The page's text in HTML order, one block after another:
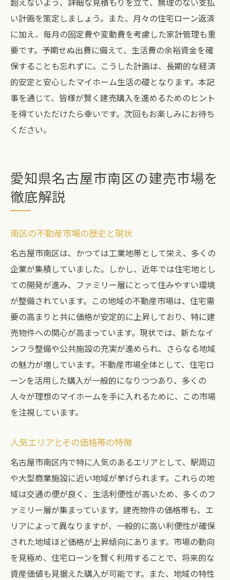
い計画を策定しましょう。また、月々の住宅ローン返済
に加え、毎月の固定費や変動費を考慮した家計管理も重
要です。予期せぬ出費に備えて、生活費の余裕資金を確
保することも忘れずに。こうした計画は、長期的な経済
的安定と安心したマイホーム生活の礎となります。本記
事を通じて、皆様が賢く建売購入を進めるためのヒント
を得ていただけたら幸いです。次回もお楽しみにお待ち
ください。
愛知県名古屋市南区の建売市場を
徹底解説
南区の不動産市場の歴史と現状
名古屋市南区は、かつては工業地帯として栄え、多くの
企業が集積していました。しかし、近年では住宅地とし
ての開発が進み、ファミリー層にとって住みやすい環境
が整備されています。この地域の不動産市場は、住宅需
要の高まりと共に価格が安定的に上昇しており、特に建
売物件への関心が高まっています。現状では、新たなイ
ンフラ整備や公共施設の充実が進められ、さらなる地域
の魅力が増しています。不動産市場全体として、住宅ロ
ーンを活用した購入が一般的になりつつあり、多くの
人々が理想のマイホームを手に入れるために、この市場
を注視しています。
人気エリアとその価格帯の特徴
名古屋市南区内で特に人気のあるエリアとして、駅周辺
や大型商業施設に近い地域が挙げられます。これらの地
域は交通の便が良く、生活利便性が高いため、多くのフ
ァミリー層が集まっています。建売物件の価格帯も、エ
リアによって異なりますが、一般的に高い利便性が確保
された地域ほど価格が上昇傾向にあります。市場の動向
を見極め、住宅ローンを賢く利用することで、将来的な
資産価値も見据えた購入が可能です。また、地域の特性